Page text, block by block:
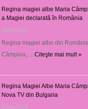
Regina magiei albe Maria
a Magiei declarată în România
16/07/2025
Regina magiei albe din
Câmpina, … Citeşte mai mult »
Regina Magiei Albe Maria
Nova TV din Bulgaria
23/05/2025